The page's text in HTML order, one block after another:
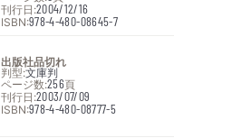
刊行日:2004/12/16
ISBN:978-4-480-08645-7
出版社品切れ
判型:文庫判
ページ数:256頁
刊行日:2003/07/09
ISBN:978-4-480-08777-5